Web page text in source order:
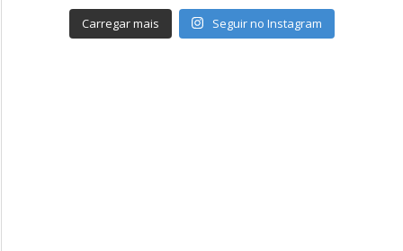
Carregar mais Seguir no Instagram